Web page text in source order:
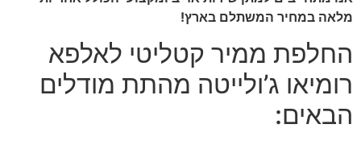
מלאה במחיר המשתלם בארץ!
החלפת ממיר קטליטי לאלפא
רומיאו ג’ולייטה מהתת מודלים
הבאים: